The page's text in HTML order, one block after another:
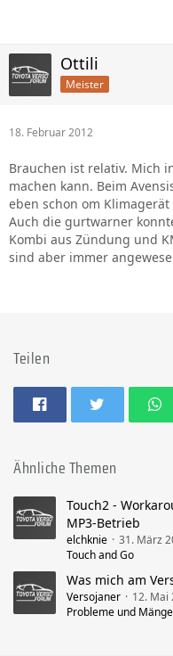
Ottili
Meister
18. Februar 2012
Brauchen ist relativ. Mich
machen kann. Beim
eben schon om
Auch die gurtwarner
Kombi aus Zündung und
sind aber immer
Teilen
Ähnliche Themen
Touch2 -
MP3-Betrieb
elchknie
31. März
Touch and Go
Was mich am
Versojaner
12. Mai
Probleme und